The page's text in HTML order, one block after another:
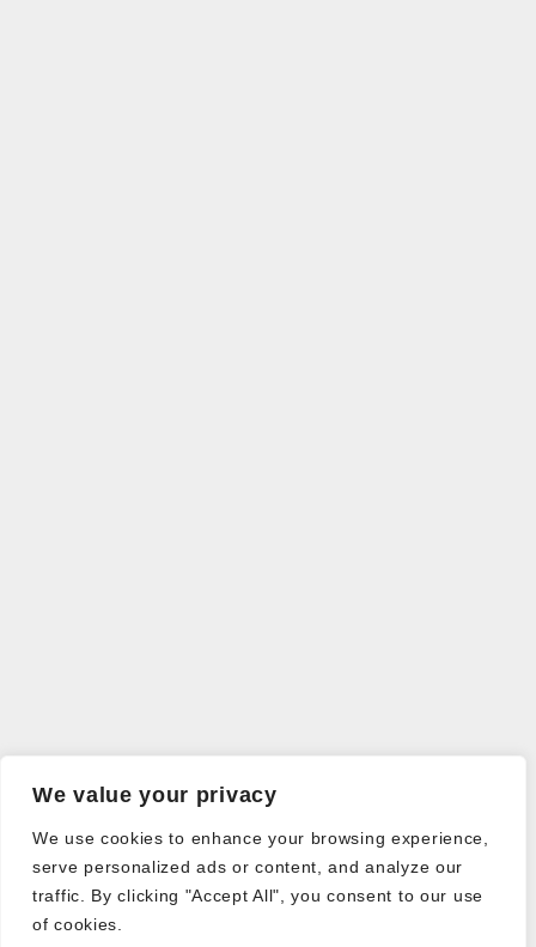
We value your privacy
We use cookies to enhance your browsing experience,
serve personalized ads or content, and analyze our
traffic. By clicking "Accept All", you consent to our use
of cookies.